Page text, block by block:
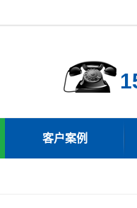
客户案例